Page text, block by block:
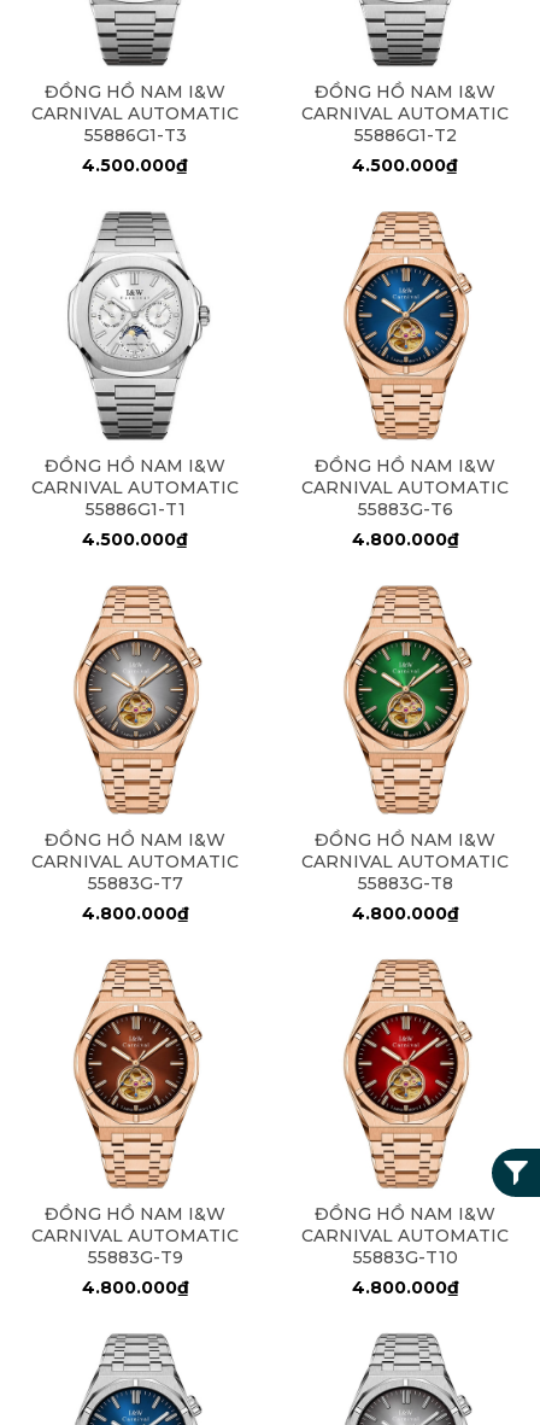
ĐỒNG HỒ NAM I&W
CARNIVAL AUTOMATIC
55886G1-T3
4.500.000₫
ĐỒNG HỒ NAM I&W
CARNIVAL AUTOMATIC
55886G1-T2
4.500.000₫
ĐỒNG HỒ NAM I&W
CARNIVAL AUTOMATIC
55886G1-T1
4.500.000₫
ĐỒNG HỒ NAM I&W
CARNIVAL AUTOMATIC
55883G-T6
4.800.000₫
ĐỒNG HỒ NAM I&W
CARNIVAL AUTOMATIC
55883G-T7
4.800.000₫
ĐỒNG HỒ NAM I&W
CARNIVAL AUTOMATIC
55883G-T8
4.800.000₫
ĐỒNG HỒ NAM I&W
CARNIVAL AUTOMATIC
55883G-T9
4.800.000₫
ĐỒNG HỒ NAM I&W
CARNIVAL AUTOMATIC
55883G-T10
4.800.000₫